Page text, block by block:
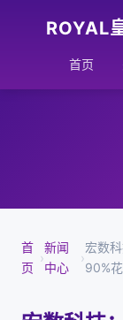
ROYAL
首页
首
页
›
新闻
中心
›
宏数
90%